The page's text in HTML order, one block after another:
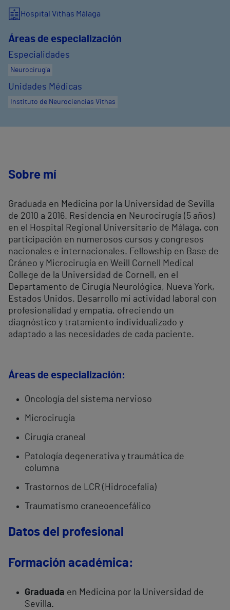
Hospital Vithas Málaga
Áreas de especialización
Especialidades
Neurocirugía
Unidades Médicas
Instituto de Neurociencias Vithas
Sobre mí
Graduada en Medicina por la Universidad de Sevilla
de 2010 a 2016. Residencia en Neurocirugía (5 años)
en el Hospital Regional Universitario de Málaga, con
participación en numerosos cursos y congresos
nacionales e internacionales. Fellowship en Base de
Cráneo y Microcirugía en Weill Cornell Medical
College de la Universidad de Cornell, en el
Departamento de Cirugía Neurológica, Nueva York,
Estados Unidos. Desarrollo mi actividad laboral con
profesionalidad y empatía, ofreciendo un
diagnóstico y tratamiento individualizado y
adaptado a las necesidades de cada paciente.
Áreas de especialización:
Oncología del sistema nervioso
Microcirugía
Cirugía craneal
Patología degenerativa y traumática de
columna
Trastornos de LCR (Hidrocefalia)
Traumatismo craneoencefálico
Datos del profesional
Formación académica:
Graduada en Medicina por la Universidad de
Sevilla.